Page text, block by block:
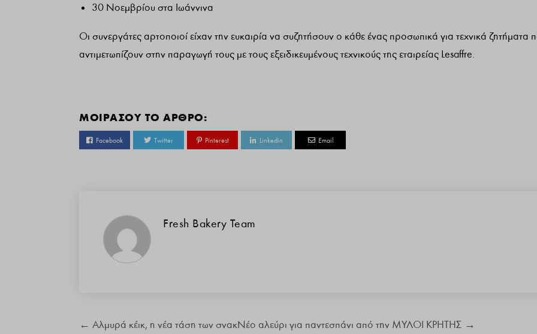
30 Νοεμβρίου στα Ιωάννινα
Οι συνεργάτες αρτοποιοί είχαν την ευκαιρία να συζητήσουν ο κάθε ένας προσωπικά για τεχνικά ζητήματα
αντιμετωπίζουν στην παραγωγή τους με τους εξειδικευμένους τεχνικούς της εταιρείας Lesaffre.
ΜΟΙΡΑΣΟΥ ΤΟ ΑΡΘΡΟ:
Facebook Twitter Pinterest Linkedin Email
Fresh Bakery Team
← Αλμυρά κέικ, η νέα τάση των σνακΝέο αλεύρι για παντεσπάνι από την ΜΥΛΟΙ ΚΡΗΤΗΣ →